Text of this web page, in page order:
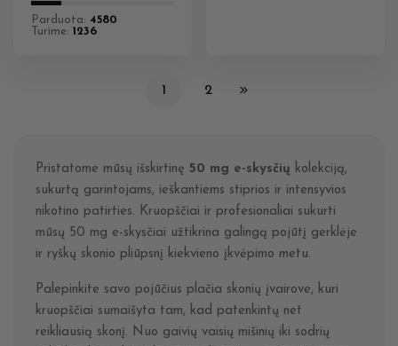
Parduota: 4580
Turime: 1236
1 2
Pristatome mūsų išskirtinę 50 mg e-skysčių kolekciją,
sukurtą garintojams, ieškantiems stiprios ir intensyvios
nikotino patirties. Kruopščiai ir profesionaliai sukurti
mūsų 50 mg e-skysčiai užtikrina galingą pojūtį gerklėje
ir ryškų skonio pliūpsnį kiekvieno įkvėpimo metu.
Palepinkite savo pojūčius plačia skonių įvairove, kuri
kruopščiai sumaišyta tam, kad patenkintų net
reikliausią skonį. Nuo gaivių vaisių mišinių iki sodrių